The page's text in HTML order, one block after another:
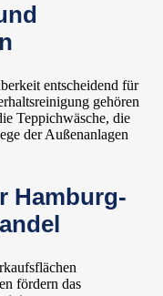
entscheidend für
gehören
Teppichwäsche, die
der Außenanlagen
Hamburg-
fördern das